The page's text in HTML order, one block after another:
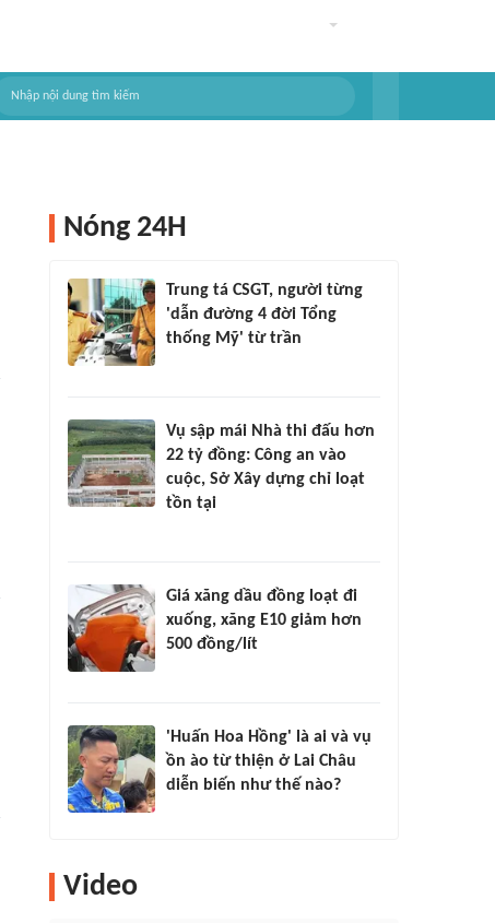
Nóng 24H
Trung tá CSGT, người từng
'dẫn đường 4 đời Tổng
thống Mỹ' từ trần
Vụ sập mái Nhà thi đấu hơn
22 tỷ đồng: Công an vào
cuộc, Sở Xây dựng chỉ loạt
tồn tại
Giá xăng dầu đồng loạt đi
xuống, xăng E10 giảm hơn
500 đồng/lít
'Huấn Hoa Hồng' là ai và vụ
ồn ào từ thiện ở Lai Châu
diễn biến như thế nào?
Video